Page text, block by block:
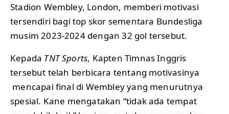
Stadion Wembley, London, memberi motivasi
tersendiri bagi top skor sementara Bundesliga
musim 2023-2024 dengan 32 gol tersebut.
Kepada TNT Sports, Kapten Timnas Inggris
tersebut telah berbicara tentang motivasinya
mencapai final di Wembley yang menurutnya
spesial. Kane mengatakan “tidak ada tempat